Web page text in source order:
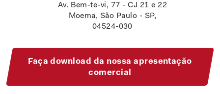
Av. Bem-te-vi, 77 - CJ 21 e 22
Moema, São Paulo - SP,
04524-030
Faça download da nossa apresentação
comercial